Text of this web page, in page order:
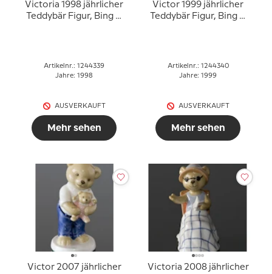
Victoria 1998 jährlicher
Teddybär Figur, Bing &
Artikelnr.: 1244339
Jahre: 1998
AUSVERKAUFT
Mehr sehen
Victor 1999 jährlicher
Teddybär Figur, Bing &
Artikelnr.: 1244340
Jahre: 1999
AUSVERKAUFT
Mehr sehen
Victor 2007 jährlicher
Victoria 2008 jährlicher